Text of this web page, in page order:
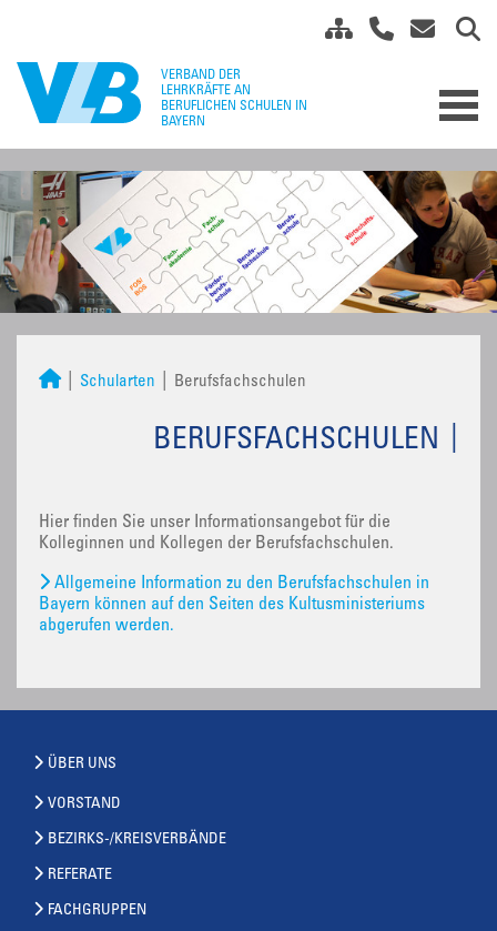
Schularten Berufsfachschulen
BERUFSFACHSCHULEN
Hier finden Sie unser Informationsangebot für die
Kolleginnen und Kollegen der Berufsfachschulen.
Allgemeine Information zu den Berufsfachschulen in
Bayern können auf den Seiten des Kultusministeriums
abgerufen werden.
ÜBER UNS
VORSTAND
BEZIRKS-/KREISVERBÄNDE
REFERATE
FACHGRUPPEN